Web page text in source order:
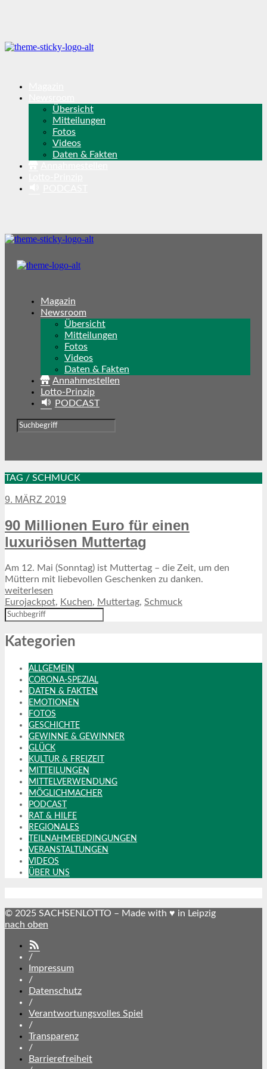
Übersicht
Mitteilungen
Fotos
Videos
Daten & Fakten
Magazin
Newsroom
Übersicht
Mitteilungen
Fotos
Videos
Daten & Fakten
Annahmestellen
Lotto-Prinzip
PODCAST
TAG / SCHMUCK
9. MÄRZ 2019
90 Millionen Euro für einen
luxuriösen Muttertag
Am 12. Mai (Sonntag) ist Muttertag – die Zeit, um den
Müttern mit liebevollen Geschenken zu danken.
weiterlesen
Eurojackpot, Kuchen, Muttertag, Schmuck
Kategorien
ALLGEMEIN
CORONA-SPEZIAL
DATEN & FAKTEN
EMOTIONEN
FOTOS
GESCHICHTE
GEWINNE & GEWINNER
GLÜCK
KULTUR & FREIZEIT
MITTEILUNGEN
MITTELVERWENDUNG
MÖGLICHMACHER
PODCAST
RAT & HILFE
REGIONALES
TEILNAHMEBEDINGUNGEN
VERANSTALTUNGEN
VIDEOS
ÜBER UNS
© 2025 SACHSENLOTTO – Made with ♥ in Leipzig
nach oben
/
Impressum
/
Datenschutz
/
Verantwortungsvolles Spiel
/
Transparenz
/
Barrierefreiheit